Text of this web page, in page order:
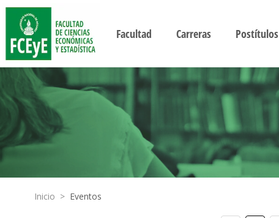
Facultad Carreras Postítulos
Inicio > Eventos